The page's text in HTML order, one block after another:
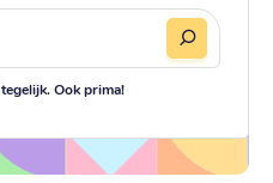
tegelijk. Ook prima!